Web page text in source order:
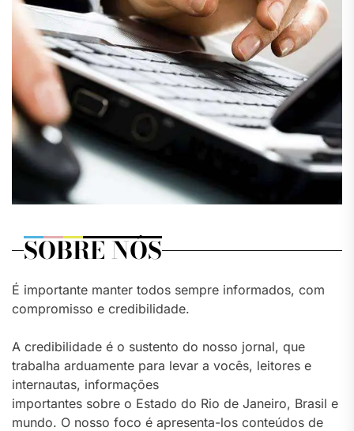
SOBRE NÓS
É importante manter todos sempre informados, com
compromisso e credibilidade.
A credibilidade é o sustento do nosso jornal, que
trabalha arduamente para levar a vocês, leitores e
internautas, informações
importantes sobre o Estado do Rio de Janeiro, Brasil e
mundo. O nosso foco é apresenta-los conteúdos de